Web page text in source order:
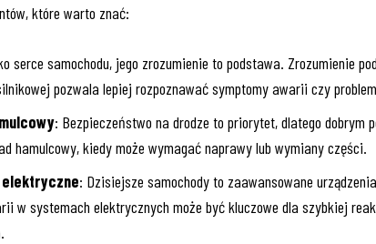
które warto znać:
serce samochodu, jego zrozumienie to podstawa. Zrozumienie
pozwala lepiej rozpoznawać symptomy awarii czy
: Bezpieczeństwo na drodze to priorytet, dlatego dobrym
hamulcowy, kiedy może wymagać naprawy lub wymiany części.
: Dzisiejsze samochody to zaawansowane
w systemach elektrycznych może być kluczowe dla szybkiej